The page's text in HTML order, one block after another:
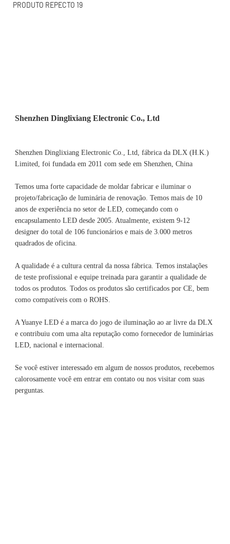
Shenzhen Dinglixiang Electronic Co., Ltd, fábrica da DLX (H.K.)
Limited, foi fundada em 2011 com sede em Shenzhen, China
Temos uma forte capacidade de moldar fabricar e iluminar o
projeto/fabricação de luminária de renovação. Temos mais de 10
anos de experiência no setor de LED, começando com o
encapsulamento LED desde 2005. Atualmente, existem 9-12
designer do total de 106 funcionários e mais de 3.000 metros
A qualidade é a cultura central da nossa fábrica. Temos instalações
de teste profissional e equipe treinada para garantir a qualidade de
todos os produtos. Todos os produtos são certificados por CE, bem
A Yuanye LED é a marca do jogo de iluminação ao ar livre da DLX
e contribuiu com uma alta reputação como fornecedor de luminárias
Se você estiver interessado em algum de nossos produtos, recebemos
calorosamente você em entrar em contato ou nos visitar com suas